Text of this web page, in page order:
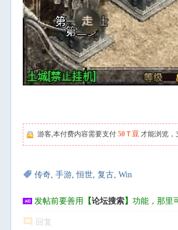
游客,本付费内容需要支付 50Ｔ豆 才能浏览，
传奇, 手游,恒世, 复古, Win
发帖前要善用 【论坛搜索】 功能，那里
回复